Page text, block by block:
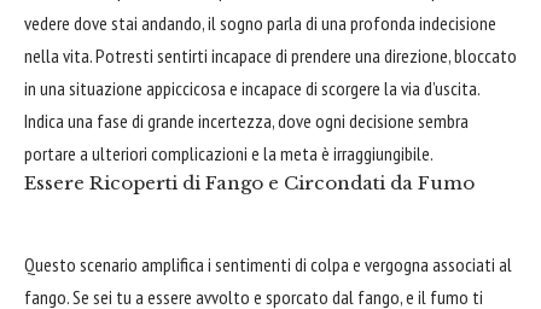
vedere dove stai andando, il sogno parla di una profonda indecisione
nella vita. Potresti sentirti incapace di prendere una direzione, bloccato
in una situazione appiccicosa e incapace di scorgere la via d’uscita.
Indica una fase di grande incertezza, dove ogni decisione sembra
portare a ulteriori complicazioni e la meta è irraggiungibile.
Essere Ricoperti di Fango e Circondati da Fumo
Questo scenario amplifica i sentimenti di colpa e vergogna associati al
fango. Se sei tu a essere avvolto e sporcato dal fango, e il fumo ti